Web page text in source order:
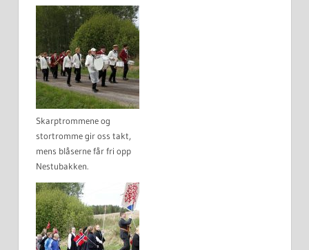
Skarptrommene og
stortromme gir oss takt,
mens blåserne får fri opp
Nestubakken.